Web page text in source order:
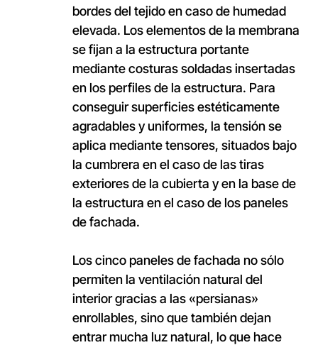
bordes del tejido en caso de humedad
elevada. Los elementos de la membrana
se fijan a la estructura portante
mediante costuras soldadas insertadas
en los perfiles de la estructura. Para
conseguir superficies estéticamente
agradables y uniformes, la tensión se
aplica mediante tensores, situados bajo
la cumbrera en el caso de las tiras
exteriores de la cubierta y en la base de
la estructura en el caso de los paneles
de fachada.
Los cinco paneles de fachada no sólo
permiten la ventilación natural del
interior gracias a las «persianas»
enrollables, sino que también dejan
entrar mucha luz natural, lo que hace